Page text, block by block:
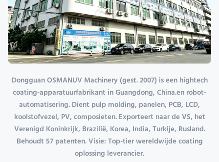
Dongguan OSMANUV Machinery (gest. 2007) is een hightech
coating-apparatuurfabrikant in Guangdong, China.en robot-
automatisering. Dient pulp molding, panelen, PCB, LCD,
koolstofvezel, PV, composieten. Exporteert naar de VS, het
Verenigd Koninkrijk, Brazilië, Korea, India, Turkije, Rusland.
Behoudt 57 patenten. Visie: Top-tier wereldwijde coating
oplossing leverancier.